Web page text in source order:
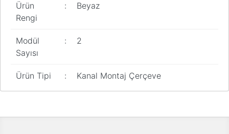
Ürün
Rengi
: Beyaz
Modül
Sayısı
: 2
Ürün Tipi : Kanal Montaj Çerçeve
Bu ürünün fiyat bilgisi, resim, ürün açıklamalarında ve diğer